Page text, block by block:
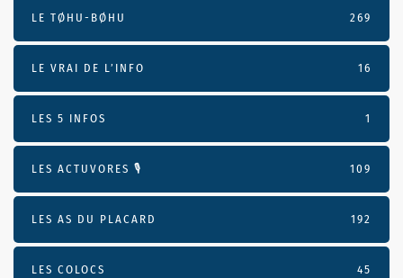
LE TØHU-BØHU 269
LE VRAI DE L’INFO 16
LES 5 INFOS 1
LES ACTUVORES 🎙 109
LES AS DU PLACARD 192
LES COLOCS 45